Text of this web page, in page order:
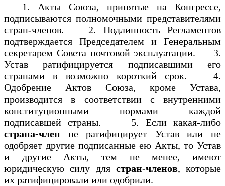
1. Акты Союза, принятые на Конгрессе,
подписываются полномочными представителями
стран-членов. 2. Подлинность Регламентов
подтверждается Председателем и Генеральным
секретарем Совета почтовой эксплуатации. 3.
Устав ратифицируется подписавшими его
странами в возможно короткий срок. 4.
Одобрение Актов Союза, кроме Устава,
производится в соответствии с внутренними
конституционными нормами каждой
подписавшей страны. 5. Если какая-либо
страна-член не ратифицирует Устав или не
одобряет другие подписанные ею Акты, то Устав
и другие Акты, тем не менее, имеют
юридическую силу для стран-членов, которые
их ратифицировали или одобрили.